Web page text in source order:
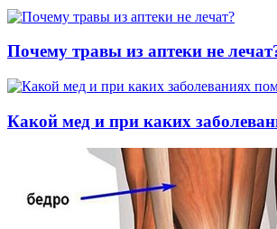
Почему травы из аптеки не
Какой мед и при каких